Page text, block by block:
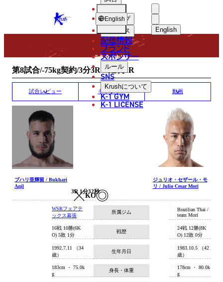
KRUSH English
한국어
中文（简体
中文（繁體
ショップ
ニュース
配信情報
ブランド
スポンサー
ルール
SNS
Krushについて
K-1 GYM
K-1 LICENSE
English
MATCH RESULT
試合結果
第8試合/-75kg契約/3分3R・延長1R
試合レビュー ギャラリー 動画
ブハリ亜輝留 / Bukhari
Aqil
KO
3R 1分32秒
ジュリオ・セザール・モ
リ / Julio Cesar Mori
所属ジム
WSRフェアテ
ックス幕張
Brazilian Thai /
team Mori
戦歴
16戦 10勝(6K
O) 5敗 1分
24戦 12勝(8K
O) 12敗 0分
生年月日
1992.7.11 （34
歳）
1983.10.5 （42
歳）
身長・体重
183cm ・ 75.0k
g
178cm ・ 80.0k
g